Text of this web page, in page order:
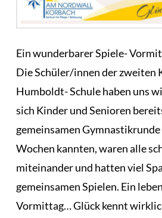
Ein wunderbarer Spiele-
Die Schüler/innen der zweiten
Humboldt- Schule haben uns
sich Kinder und Senioren
gemeinsamen
Wochen kannten, waren alle
miteinander und hatten viel
gemeinsamen Spielen. Ein
Vormittag… Glück kennt